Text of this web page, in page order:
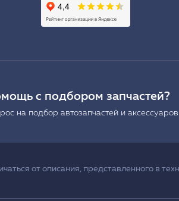
с подбором запчастей?
на подбор автозапчастей и
от описания, представленного в